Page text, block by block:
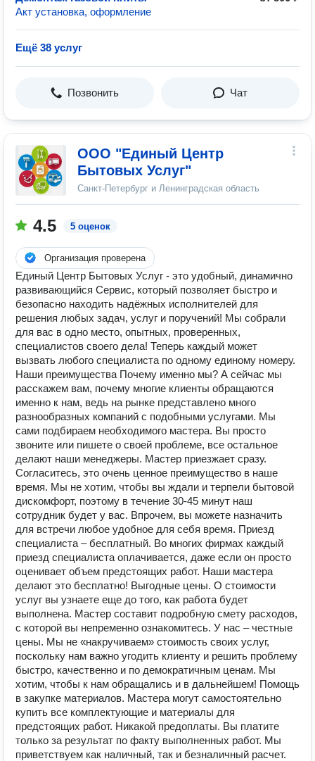
Акт установка, оформление
Ещё 38 услуг
Позвонить Чат
ООО "Единый Центр
Бытовых Услуг"
Санкт-Петербург и Ленинградская область
4.5 5 оценок
Организация проверена
Единый Центр Бытовых Услуг - это удобный, динамично
развивающийся Сервис, который позволяет быстро и
безопасно находить надёжных исполнителей для
решения любых задач, услуг и поручений! Мы собрали
для вас в одно место, опытных, проверенных,
специалистов своего дела! Теперь каждый может
вызвать любого специалиста по одному единому номеру.
Наши преимущества Почему именно мы? А сейчас мы
расскажем вам, почему многие клиенты обращаются
именно к нам, ведь на рынке представлено много
разнообразных компаний с подобными услугами. Мы
сами подбираем необходимого мастера. Вы просто
звоните или пишете о своей проблеме, все остальное
делают наши менеджеры. Мастер приезжает сразу.
Согласитесь, это очень ценное преимущество в наше
время. Мы не хотим, чтобы вы ждали и терпели бытовой
дискомфорт, поэтому в течение 30-45 минут наш
сотрудник будет у вас. Впрочем, вы можете назначить
для встречи любое удобное для себя время. Приезд
специалиста – бесплатный. Во многих фирмах каждый
приезд специалиста оплачивается, даже если он просто
оценивает объем предстоящих работ. Наши мастера
делают это бесплатно! Выгодные цены. О стоимости
услуг вы узнаете еще до того, как работа будет
выполнена. Мастер составит подробную смету расходов,
с которой вы непременно ознакомитесь. У нас – честные
цены. Мы не «накручиваем» стоимость своих услуг,
поскольку нам важно угодить клиенту и решить проблему
быстро, качественно и по демократичным ценам. Мы
хотим, чтобы к нам обращались и в дальнейшем! Помощь
в закупке материалов. Мастера могут самостоятельно
купить все комплектующие и материалы для
предстоящих работ. Никакой предоплаты. Вы платите
только за результат по факту выполненных работ. Мы
приветствуем как наличный, так и безналичный расчет.